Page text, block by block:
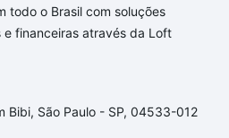
todo o Brasil com soluções
financeiras através da Loft
Bibi, São Paulo - SP, 04533-012